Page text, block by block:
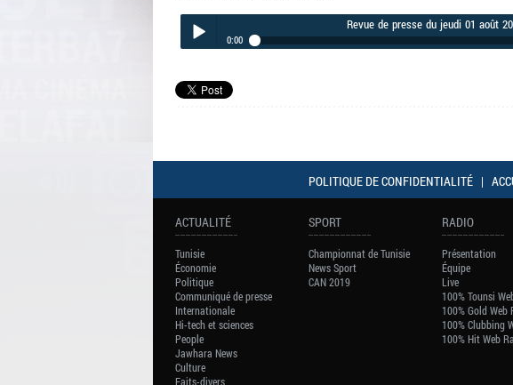
Play /
pause
Revue de presse du jeudi 01 août
0:00
POLITIQUE DE CONFIDENTIALITÉ |
ACTUALITÉ
Tunisie
Économie
Politique
Communiqué de presse
Internationale
Hi-tech et sciences
People
Jawhara News
Culture
Faits-divers
SPORT
Championnat de Tunisie
News Sport
CAN 2019
RADIO
Présentation
Équipe
Live
100% Tounsi
100% Gold Web
100% Clubbing
100% Hit Web